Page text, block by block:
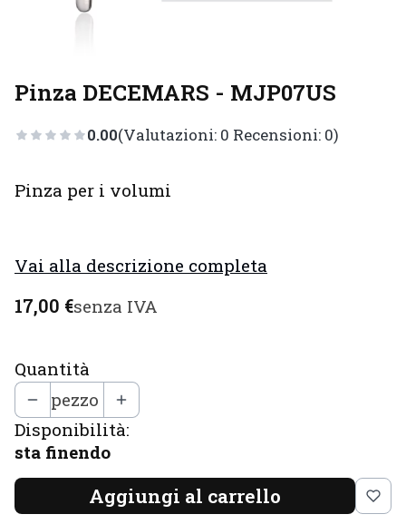
Pinza DECEMARS - MJP07US
0.00(Valutazioni: 0 Recensioni: 0)
Pinza per i volumi
Vai alla descrizione completa
Prezzo
17,00 €senza IVA
Quantità
pezzo
Disponibilità:
sta finendo
Aggiungi al carrello